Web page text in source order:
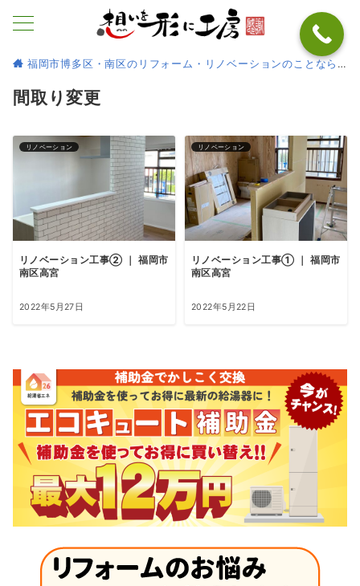
福岡市博多区・南区のリフォーム・リノベーションのことなら
間取り変更
リノベーション
リノベーション工事② ｜ 福岡市
南区高宮
2022年5月27日
リノベーション
リノベーション工事① ｜ 福岡市
南区高宮
2022年5月22日